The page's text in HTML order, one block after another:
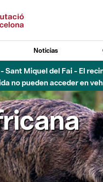
Noticias
Sant Miquel del Fai - El
no pueden acceder en